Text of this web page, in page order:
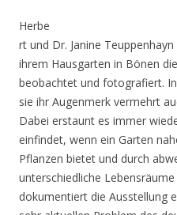
Herbe
rt und Dr. Janine
ihrem Hausgarten in Bönen
beobachtet und fotografiert.
sie ihr Augenmerk vermehrt
Dabei erstaunt es immer
einfindet, wenn ein Garten
Pflanzen bietet und durch
unterschiedliche
dokumentiert die Ausstellung